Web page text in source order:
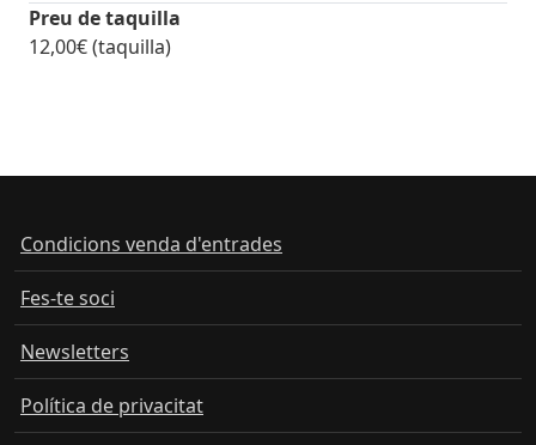
Preu de taquilla
12,00€ (taquilla)
Condicions venda d'entrades
Fes-te soci
Newsletters
Política de privacitat